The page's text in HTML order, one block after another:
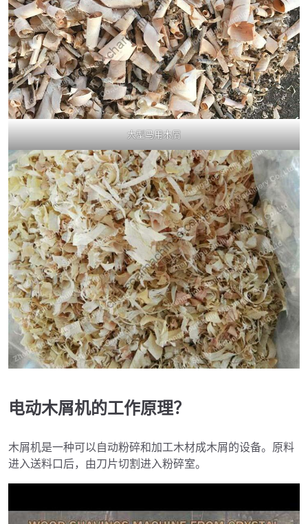
大型马用木屑
电动木屑机的工作原理？
木屑机是一种可以自动粉碎和加工木材成木屑的设备。原料
进入送料口后，由刀片切割进入粉碎室。